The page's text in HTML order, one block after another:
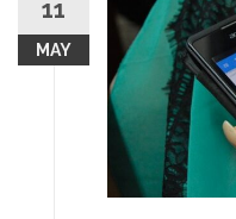
content
11
MAY